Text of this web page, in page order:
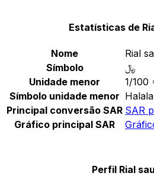
Estatísticas de
Nome
Rial
Símbolo
﷼
Unidade menor
1/100
Símbolo unidade menor Halala
Principal conversão SAR SAR
Gráfico principal SAR
Perfil Rial